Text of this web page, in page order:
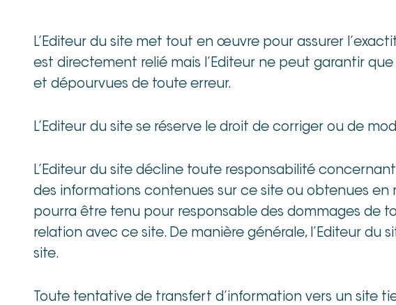
L’Editeur du site met tout en œuvre pour assurer
est directement relié mais l’Editeur ne peut garantir
et dépourvues de toute erreur.
L’Editeur du site se réserve le droit de corriger ou de
L’Editeur du site décline toute responsabilité
des informations contenues sur ce site ou obtenues en
pourra être tenu pour responsable des dommages de
relation avec ce site. De manière générale, l’Editeur
site.
Toute tentative de transfert d’information vers un site